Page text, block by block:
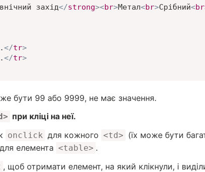
захід</strong><br>Метал<br>Срібний<br
</tr>
</tr>
бути 99 або 9999, не має значення.
при кліці на неї.
onclick для кожного <td> (їх може бути
елемента <table> .
, щоб отримати елемент, на який клікнули, і